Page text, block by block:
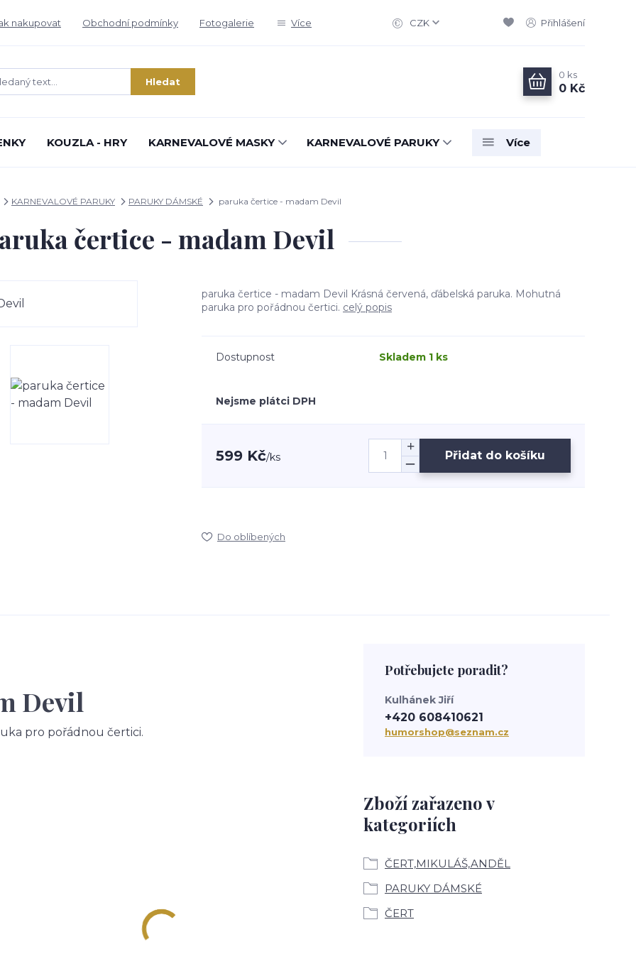
nakupovat Obchodní podmínky Fotogalerie Více CZK Přihlášení
Hledat
0 ks
0 Kč
KOUZLA - HRY KARNEVALOVÉ MASKY KARNEVALOVÉ PARUKY Více
KARNEVALOVÉ PARUKY PARUKY DÁMSKÉ paruka čertice - madam Devil
čertice - madam Devil
paruka čertice - madam Devil Krásná červená, ďábelská paruka. Mohutná
paruka pro pořádnou čertici. celý popis
Dostupnost Skladem 1 ks
Nejsme plátci DPH
599 Kč/ks Přidat do košíku
Do oblíbených
Devil
pro pořádnou čertici.
Zboží zařazeno v
kategoriích
ČERT,MIKULÁŠ,ANDĚL
PARUKY DÁMSKÉ
ČERT
Potřebujete poradit?
Kulhánek Jiří
+420 608410621
humorshop@seznam.cz